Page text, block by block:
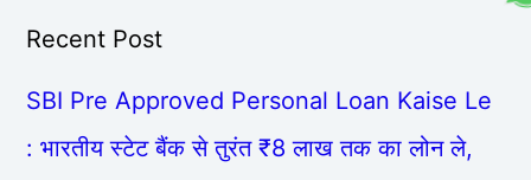
Recent Post
SBI Pre Approved Personal Loan Kaise Le
: भारतीय स्टेट बैंक से तुरंत ₹8 लाख तक का लोन ले,